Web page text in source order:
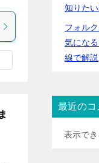
知りた
フォル
気にな
線で解説
最近のコ
表示でき